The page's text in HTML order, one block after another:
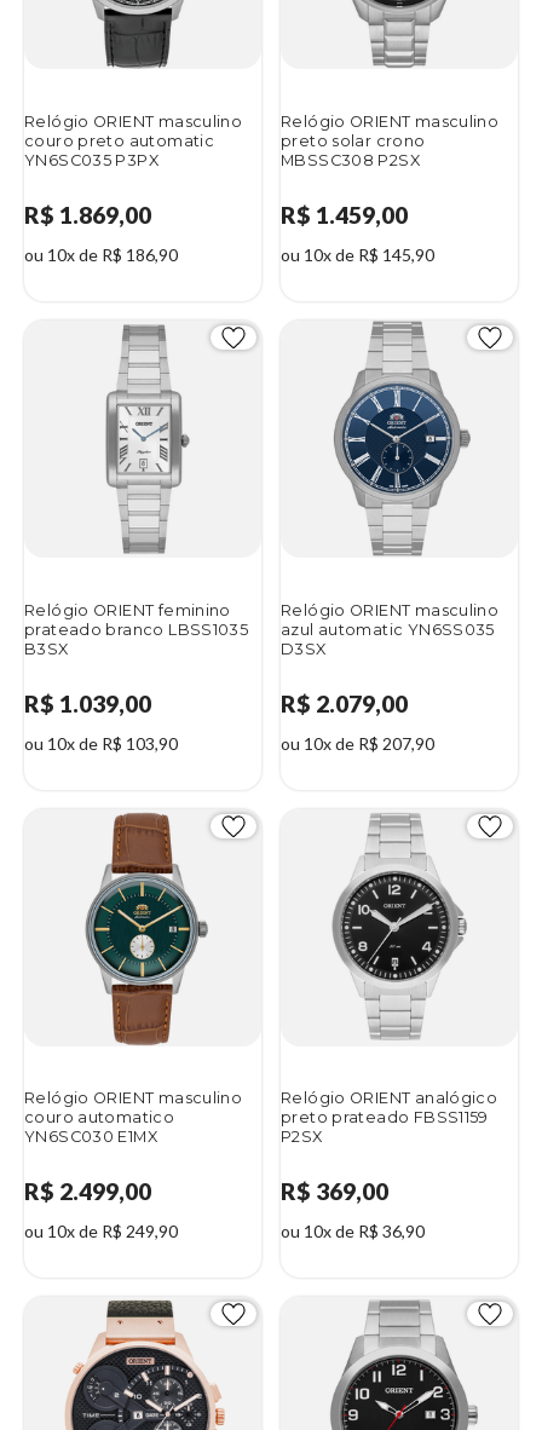
Relógio ORIENT masculino
couro preto automatic
YN6SC035 P3PX
R$ 1.869,00
ou 10x de R$ 186,90
Relógio ORIENT masculino
preto solar crono
MBSSC308 P2SX
R$ 1.459,00
ou 10x de R$ 145,90
Relógio ORIENT feminino
prateado branco LBSS1035
B3SX
R$ 1.039,00
ou 10x de R$ 103,90
Relógio ORIENT masculino
azul automatic YN6SS035
D3SX
R$ 2.079,00
ou 10x de R$ 207,90
Relógio ORIENT masculino
couro automatico
YN6SC030 E1MX
R$ 2.499,00
ou 10x de R$ 249,90
Relógio ORIENT analógico
preto prateado FBSS1159
P2SX
R$ 369,00
ou 10x de R$ 36,90